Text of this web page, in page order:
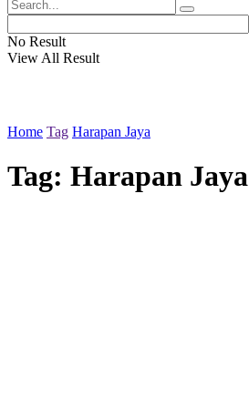
No Result
View All Result
Home Tag Harapan Jaya
Tag: Harapan Jaya